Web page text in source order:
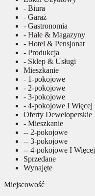
- Biura
- Garaż
- Gastronomia
- Hale & Magazyny
- Hotel & Pensjonat
- Produkcja
- Sklep & Usługi
Mieszkanie
- 1-pokojowe
- 2-pokojowe
- 3-pokojowe
- 4-pokojowe I Więcej
Oferty Deweloperskie
- Mieszkanie
-- 2-pokojowe
-- 3-pokojowe
-- 4-pokojowe I Więcej
Sprzedane
Wynajęte
Miejscowość